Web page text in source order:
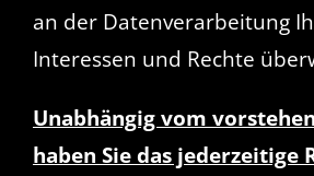
an der Datenverarbeitung
Interessen und Rechte
Unabhängig vom
haben Sie das jederzeitige